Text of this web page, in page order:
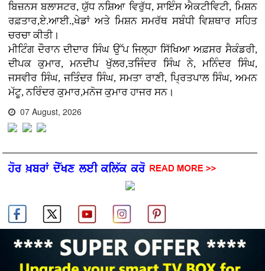
ਬਿਜ਼ਨਸ ਬਲਾਸਟਰ, ਯੁੱਧ ਨਸ਼ਿਆ ਵਿਰੁੱਧ, ਸਾਇੰਸ ਐਕਟੀਵਿਟੀ, ਮਿਸ਼ਨ
ਰਫ਼ਤਾਰ,ਏ.ਆਈ.,ਖੇਡਾਂ ਅਤੇ ਮਿਸ਼ਨ ਸਮਰੱਥ ਸਬੰਧੀ ਵਿਸ਼ਥਾਰ ਸਹਿਤ
ਚਰਚਾ ਕੀਤੀ।
ਮੀਟਿੰਗ ਦੌਰਾਨ ਦੀਦਾਰ ਸਿੰਘ ਉੱਪ ਜਿਲ੍ਹਾ ਸਿੱਖਿਆ ਅਫ਼ਸਰ ਸੈਕੰਡਰੀ,
ਦੀਪਕ ਕੁਮਾਰ, ਮਨਦੀਪ ਖੁੱਲਰ,ਤਜਿੰਦਰ ਸਿੰਘ ਨੇ, ਮਨਿੰਦਰ ਸਿੰਘ,
ਜਸਵੀਰ ਸਿੰਘ, ਜਤਿੰਦਰ ਸਿੰਘ, ਸਮਤਾ ਰਾਣੀ, ਪ੍ਰਿਤਪਾਲ ਸਿੰਘ, ਅਮਨ
ਮੱਟੂ, ਨਰਿੰਦਰ ਕੁਮਾਰ,ਮਨੋਜ ਕੁਮਾਰ ਹਾਜਰ ਸਨ।
07 August, 2026